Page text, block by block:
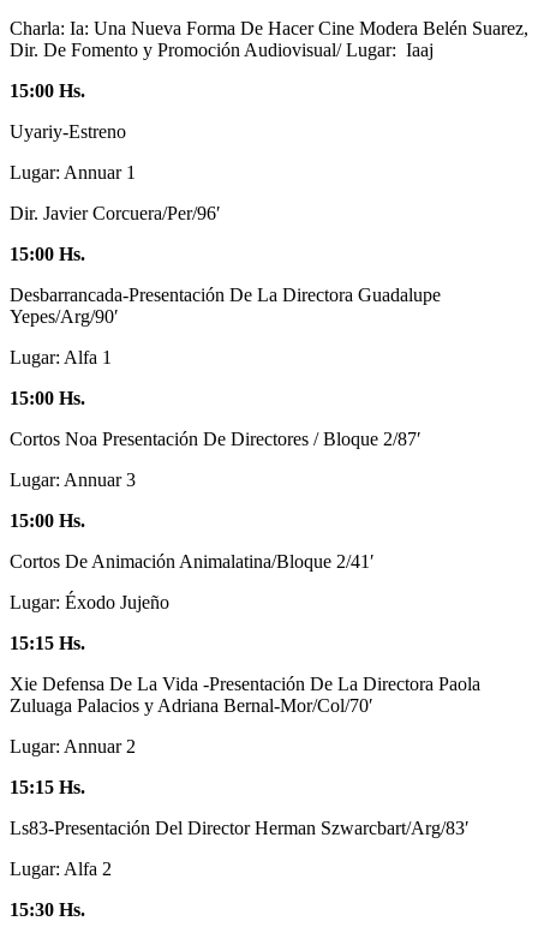
Charla: Ia: Una Nueva Forma De Hacer Cine Modera Belén Suarez,
Dir. De Fomento y Promoción Audiovisual/ Lugar: Iaaj
15:00 Hs.
Uyariy-Estreno
Lugar: Annuar 1
Dir. Javier Corcuera/Per/96′
15:00 Hs.
Desbarrancada-Presentación De La Directora Guadalupe
Yepes/Arg/90′
Lugar: Alfa 1
15:00 Hs.
Cortos Noa Presentación De Directores / Bloque 2/87′
Lugar: Annuar 3
15:00 Hs.
Cortos De Animación Animalatina/Bloque 2/41′
Lugar: Éxodo Jujeño
15:15 Hs.
Xie Defensa De La Vida -Presentación De La Directora Paola
Zuluaga Palacios y Adriana Bernal-Mor/Col/70′
Lugar: Annuar 2
15:15 Hs.
Ls83-Presentación Del Director Herman Szwarcbart/Arg/83′
Lugar: Alfa 2
15:30 Hs.